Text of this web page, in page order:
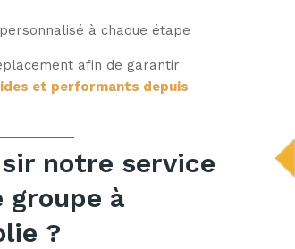
à chaque étape
afin de garantir
et performants depuis
notre service
groupe à
?